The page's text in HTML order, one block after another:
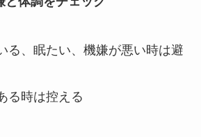
る、眠たい、機嫌が悪い時は避
る時は控える